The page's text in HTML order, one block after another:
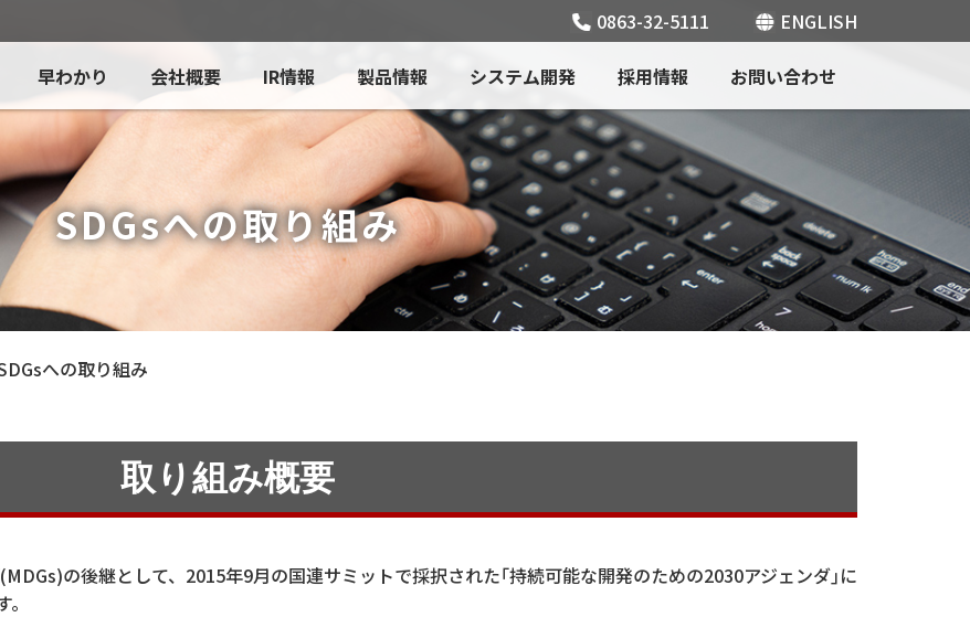
0863-32-5111 ENGLISH
早わかり 会社概要 IR情報 製品情報 システム開発 採用情報 お問い合わせ
SDGsへの取り組み
への取り組み
取り組み概要
の後継として、2015年9月の国連サミットで採択された｢持続可能な開発のための2030アジェンダ｣に